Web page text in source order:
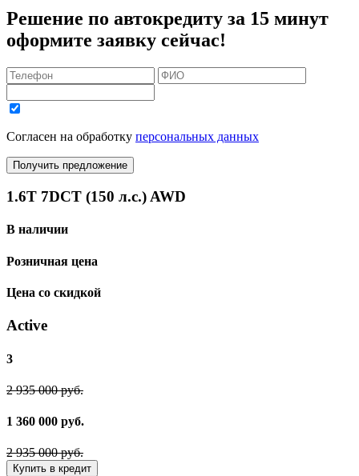
Решение по автокредиту за 15 минут
оформите заявку сейчас!
Согласен на обработку персональных данных
Получить предложение
1.6T 7DCT (150 л.с.) AWD
В наличии
Розничная цена
Цена со скидкой
Active
3
2 935 000 руб.
1 360 000 руб.
2 935 000 руб.
Купить в кредит